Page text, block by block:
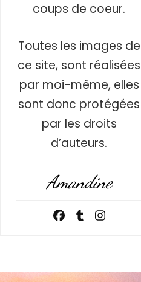
coups de coeur.
Toutes les images de
ce site, sont réalisées
par moi-même, elles
sont donc protégées
par les droits
d’auteurs.
Amandine